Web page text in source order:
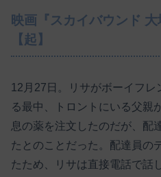
映画『スカイバウンド
【起】
12月27日。リサがボーイフレ
る最中、トロントにいる父親
息の薬を注文したのだが、配
たとのことだった。配達員の
たため、リサは直接電話で話